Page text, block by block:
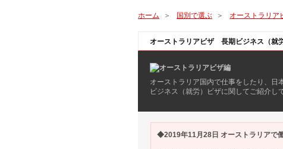
ホーム ＞ 国別で選ぶ ＞ オーストラリア
オーストラリアビザ 長期ビジネス（就
オーストラリア国内で仕事をしたり、日
ビジネス（就労）ビザに関してご紹介し
◆2019年11月28日 オーストラリアで